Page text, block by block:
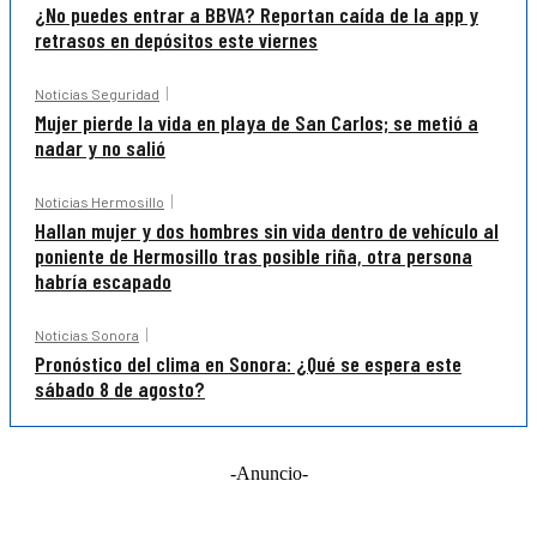
¿No puedes entrar a BBVA? Reportan caída de la app y
retrasos en depósitos este viernes
Noticias Seguridad
Mujer pierde la vida en playa de San Carlos; se metió a
nadar y no salió
Noticias Hermosillo
Hallan mujer y dos hombres sin vida dentro de vehículo al
poniente de Hermosillo tras posible riña, otra persona
habría escapado
Noticias Sonora
Pronóstico del clima en Sonora: ¿Qué se espera este
sábado 8 de agosto?
-Anuncio-